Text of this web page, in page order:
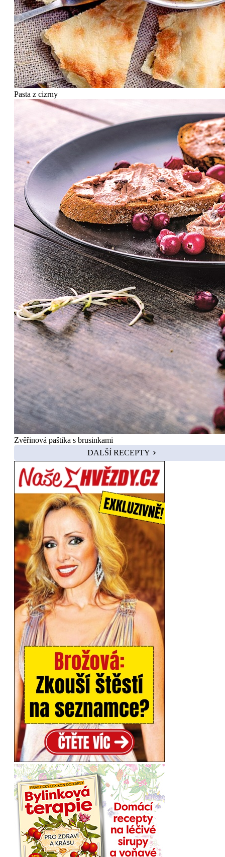
Pasta z cizrny
Zvěřinová paštika s brusinkami
DALŠÍ RECEPTY